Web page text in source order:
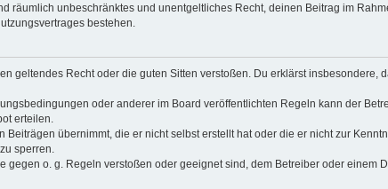
räumlich unbeschränktes und unentgeltliches Recht, deinen Beitrag im
bestehen.
geltendes Recht oder die guten Sitten verstoßen. Du erklärst insbesondere,
oder anderer im Board veröffentlichten Regeln kann der
erteilen.
übernimmt, die er nicht selbst erstellt hat oder die er nicht zur
sperren.
o. g. Regeln verstoßen oder geeignet sind, dem Betreiber oder einem